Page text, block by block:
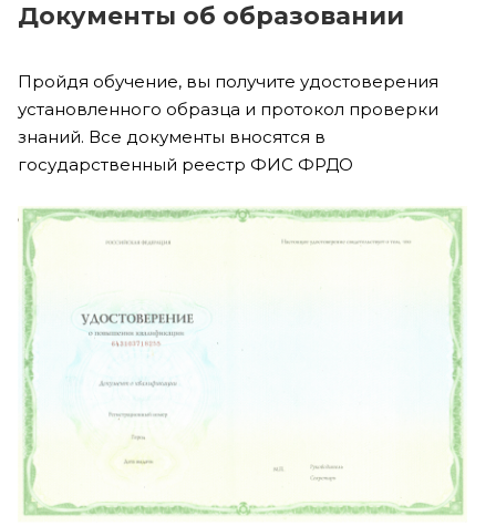
Документы об образовании
Пройдя обучение, вы получите удостоверения
установленного образца и протокол проверки
знаний. Все документы вносятся в
государственный реестр ФИС ФРДО